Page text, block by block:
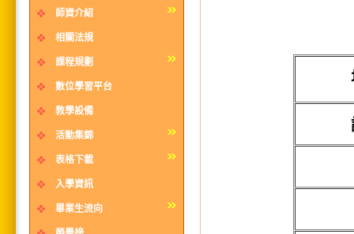
師資介紹
相關法規
課程規劃
數位學習平台
教學設備
活動集錦
表格下載
入學資訊
畢業生流向